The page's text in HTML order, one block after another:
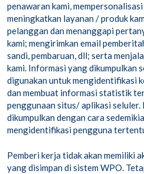
penawaran kami,
meningkatkan layanan / produk
pelanggan dan menanggapi
kami; mengirimkan email
sandi, pembaruan, dll; serta
kami. Informasi yang dikumpulkan
digunakan untuk mengidentifikasi
dan membuat informasi statistik
penggunaan situs/ aplikasi
dikumpulkan dengan cara
mengidentifikasi pengguna
Pemberi kerja tidak akan memiliki
yang disimpan di sistem WPO.